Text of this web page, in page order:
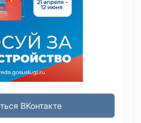
ВКонтакте